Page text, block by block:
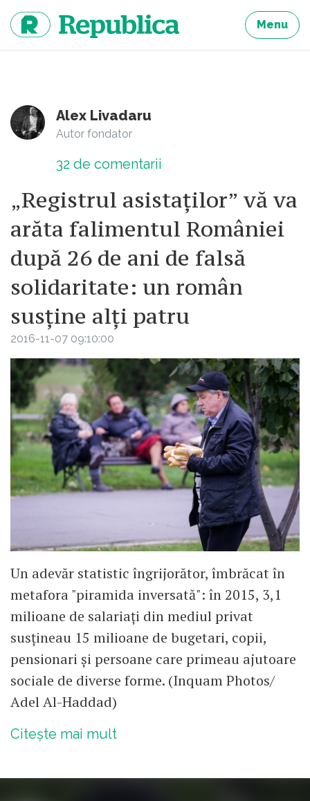
continut
Menu
Alex Livadaru
Autor fondator
32 de comentarii
„Registrul asistaților” vă va
arăta falimentul României
după 26 de ani de falsă
solidaritate: un român
susține alți patru
2016-11-07 09:10:00
Un adevăr statistic îngrijorător, îmbrăcat în
metafora "piramida inversată": în 2015, 3,1
milioane de salariați din mediul privat
susțineau 15 milioane de bugetari, copii,
pensionari și persoane care primeau ajutoare
sociale de diverse forme. (Inquam Photos/
Adel Al-Haddad)
Citește mai mult